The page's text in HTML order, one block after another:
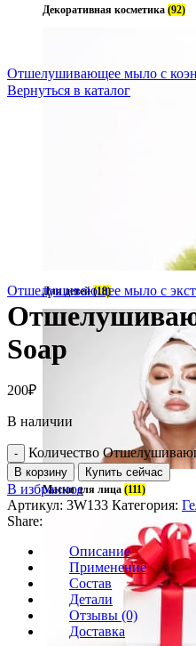
Декоративная косметика (92)
Для детей(18)
Маски для лица (111)
Отшелушивающее мыло с
Вернуться в каталог
Отшелушивающее мыло с
Soap
200₽
В наличии
Количество
В корзину Купить сейчас
В избранное
Артикул: 3W133 Категория:
Share:
Описание
Применение
Состав
Детали
Отзывы (0)
Доставка